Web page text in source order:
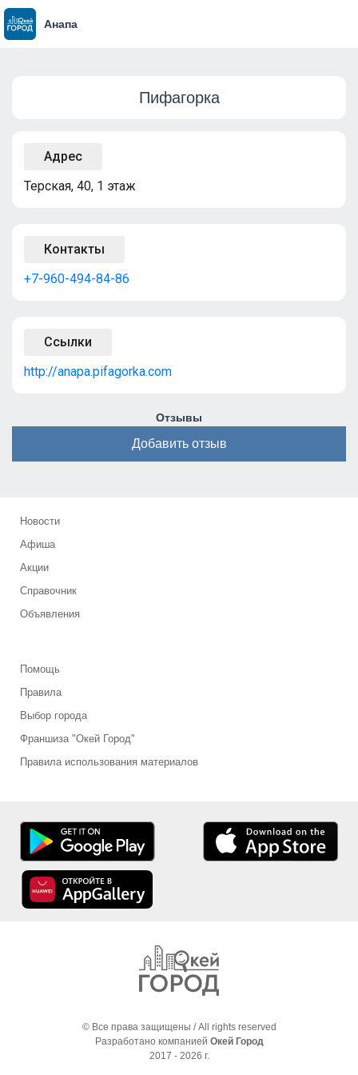
Анапа
Пифагорка
Адрес
Терская, 40, 1 этаж
Контакты
+7-960-494-84-86
Ссылки
http://anapa.pifagorka.com
Отзывы
Добавить отзыв
Новости
Афиша
Акции
Справочник
Объявления
Помощь
Правила
Выбор города
Франшиза "Окей Город"
Правила использования материалов
© Все права защищены / All rights reserved
Разработано компанией Окей Город
2017 - 2026 г.